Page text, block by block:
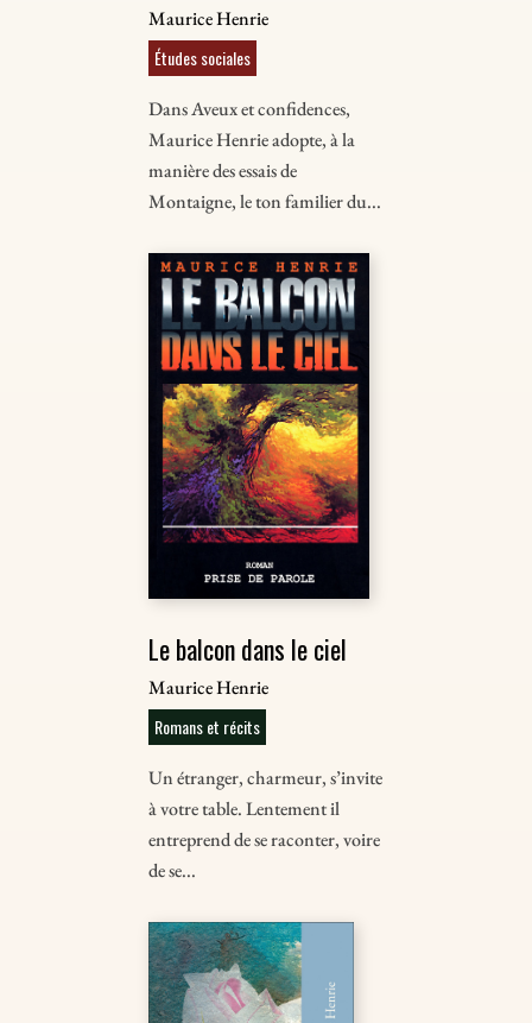
Maurice Henrie
Études sociales
Dans Aveux et confidences,
Maurice Henrie adopte, à la
manière des essais de
Montaigne, le ton familier du...
Le balcon dans le ciel
Maurice Henrie
Romans et récits
Un étranger, charmeur, s’invite
à votre table. Lentement il
entreprend de se raconter, voire
de se...